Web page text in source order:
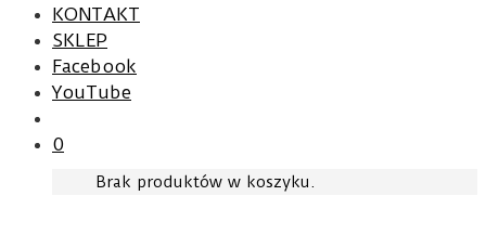
KONTAKT
SKLEP
Facebook
YouTube
0
Brak produktów w koszyku.